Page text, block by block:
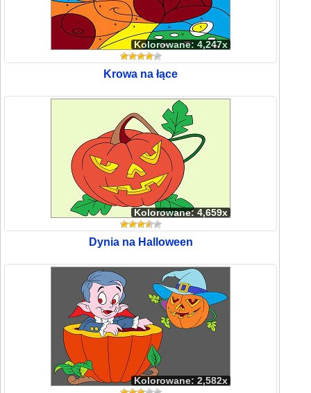
Kolorowane: 4,247x
Krowa na łące
Kolorowane: 4,659x
Dynia na Halloween
Kolorowane: 2,582x